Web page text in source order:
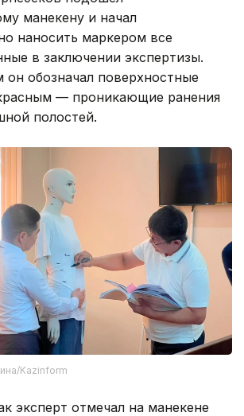
манекену и начал
наносить маркером все
в заключении экспертизы.
обозначал поверхностные
— проникающие ранения
полостей.
Kazinform
эксперт отмечал на манекене